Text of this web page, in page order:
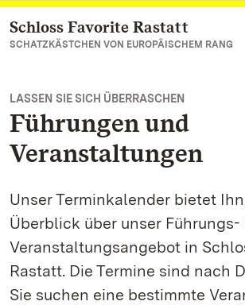
Zum Hauptinhalt springen
Schloss Favorite Rastatt
SCHATZKÄSTCHEN VON EUROPÄISCHEM RANG
LASSEN SIE SICH ÜBERRASCHEN
Führungen und
Veranstaltungen
Unser Terminkalender bietet
Überblick über unser Führungs-
Veranstaltungsangebot in
Rastatt. Die Termine sind nach
Sie suchen eine bestimmte